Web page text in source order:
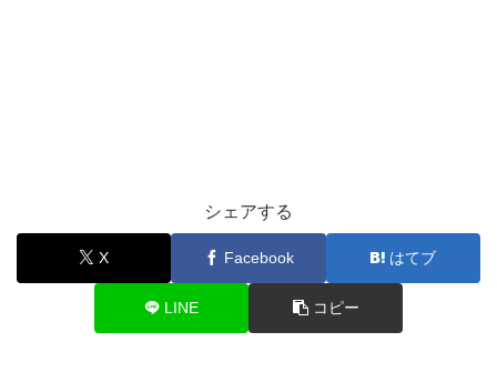
シェアする
X Facebook はてブ
LINE コピー